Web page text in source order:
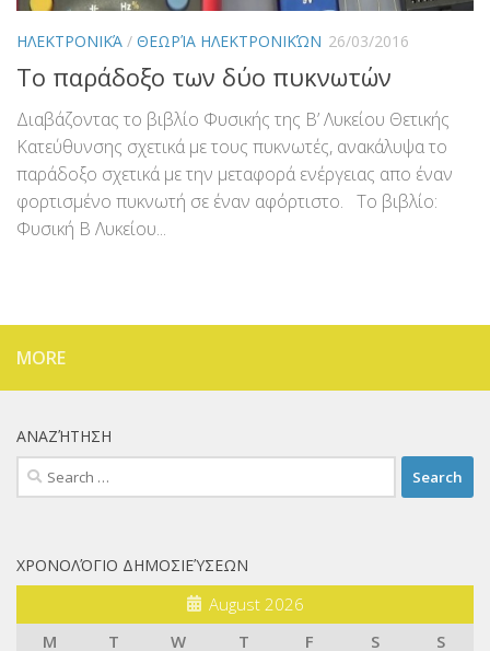
ΗΛΕΚΤΡΟΝΙΚΆ / ΘΕΩΡΊΑ ΗΛΕΚΤΡΟΝΙΚΏΝ 26/03/2016
Το παράδοξο των δύο πυκνωτών
Διαβάζοντας το βιβλίο Φυσικής της Β’ Λυκείου Θετικής
Κατεύθυνσης σχετικά με τους πυκνωτές, ανακάλυψα το
παράδοξο σχετικά με την μεταφορά ενέργειας απο έναν
φορτισμένο πυκνωτή σε έναν αφόρτιστο. Το βιβλίο:
Φυσική Β Λυκείου...
MORE
ΑΝΑΖΉΤΗΣΗ
Search
for:
ΧΡΟΝΟΛΌΓΙΟ ΔΗΜΟΣΙΕΎΣΕΩΝ
August 2026
M
T W T F S S